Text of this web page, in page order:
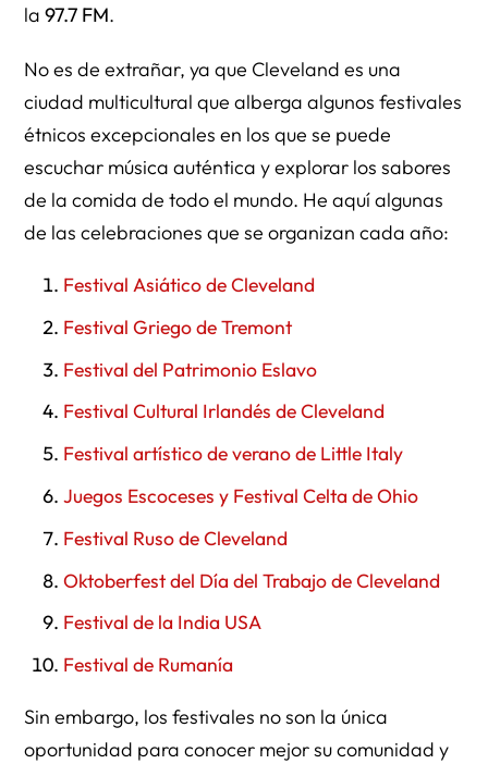
la97.7 FM.
No es de extrañar, ya que Cleveland es una
ciudad multicultural que alberga algunos festivales
étnicos excepcionales en los que se puede
escuchar música auténtica y explorar los sabores
de la comida de todo el mundo. He aquí algunas
de las celebraciones que se organizan cada año:
Festival Asiático de Cleveland
Festival Griego de Tremont
Festival del Patrimonio Eslavo
Festival Cultural Irlandés de Cleveland
Festival artístico de verano de Little Italy
Juegos Escoceses y Festival Celta de Ohio
Festival Ruso de Cleveland
Oktoberfest del Día del Trabajo de Cleveland
Festival de la India USA
Festival de Rumanía
Sin embargo, los festivales no son la única
oportunidad para conocer mejor su comunidad y